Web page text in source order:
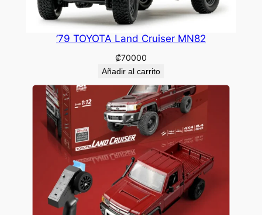
’79 TOYOTA Land Cruiser MN82
₡70000
Añadir al carrito